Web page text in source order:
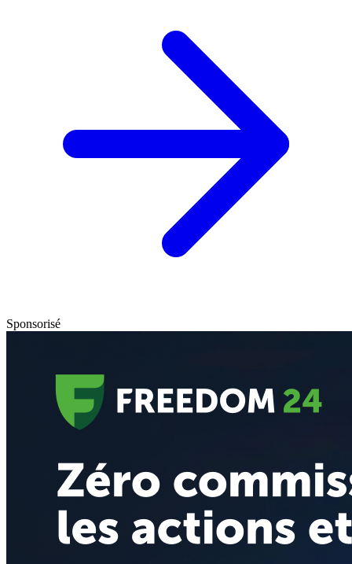
Sponsorisé